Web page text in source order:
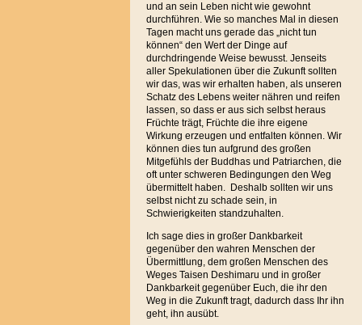
und an sein Leben nicht wie gewohnt
durchführen. Wie so manches Mal in diesen
Tagen macht uns gerade das „nicht tun
können“ den Wert der Dinge auf
durchdringende Weise bewusst. Jenseits
aller Spekulationen über die Zukunft sollten
wir das, was wir erhalten haben, als unseren
Schatz des Lebens weiter nähren und reifen
lassen, so dass er aus sich selbst heraus
Früchte trägt, Früchte die ihre eigene
Wirkung erzeugen und entfalten können. Wir
können dies tun aufgrund des großen
Mitgefühls der Buddhas und Patriarchen, die
oft unter schweren Bedingungen den Weg
übermittelt haben. Deshalb sollten wir uns
selbst nicht zu schade sein, in
Schwierigkeiten standzuhalten.
Ich sage dies in großer Dankbarkeit
gegenüber den wahren Menschen der
Übermittlung, dem großen Menschen des
Weges Taisen Deshimaru und in großer
Dankbarkeit gegenüber Euch, die ihr den
Weg in die Zukunft tragt, dadurch dass Ihr ihn
geht, ihn ausübt.